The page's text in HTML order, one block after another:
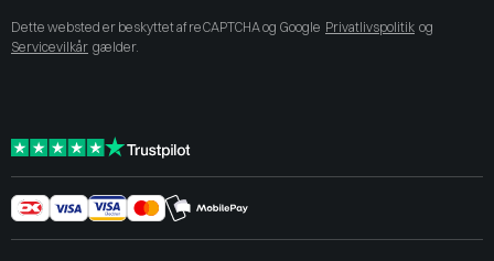
Dette websted er beskyttet af reCAPTCHA og Google Privatlivspolitik og
Servicevilkår gælder.